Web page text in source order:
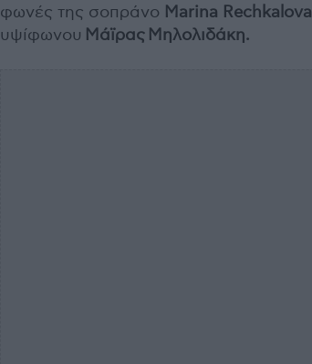
φωνές της σοπράνο Marina Rechkalova
υψίφωνου Μάϊρας Μηλολιδάκη.